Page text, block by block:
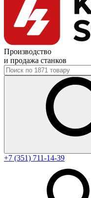
Производство
и продажа станков
+7 (351) 711-14-39